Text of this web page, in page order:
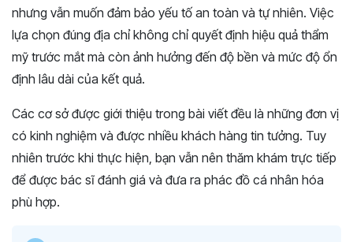
nhưng vẫn muốn đảm bảo yếu tố an toàn và tự nhiên. Việc
lựa chọn đúng địa chỉ không chỉ quyết định hiệu quả thẩm
mỹ trước mắt mà còn ảnh hưởng đến độ bền và mức độ ổn
định lâu dài của kết quả.
Các cơ sở được giới thiệu trong bài viết đều là những đơn vị
có kinh nghiệm và được nhiều khách hàng tin tưởng. Tuy
nhiên trước khi thực hiện, bạn vẫn nên thăm khám trực tiếp
để được bác sĩ đánh giá và đưa ra phác đồ cá nhân hóa
phù hợp.